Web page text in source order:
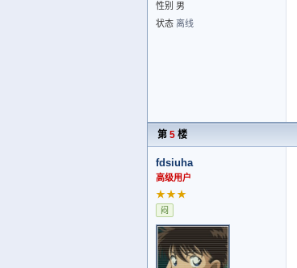
性别 男
状态 离线
第 5 楼
fdsiuha
高级用户
★★★
闷